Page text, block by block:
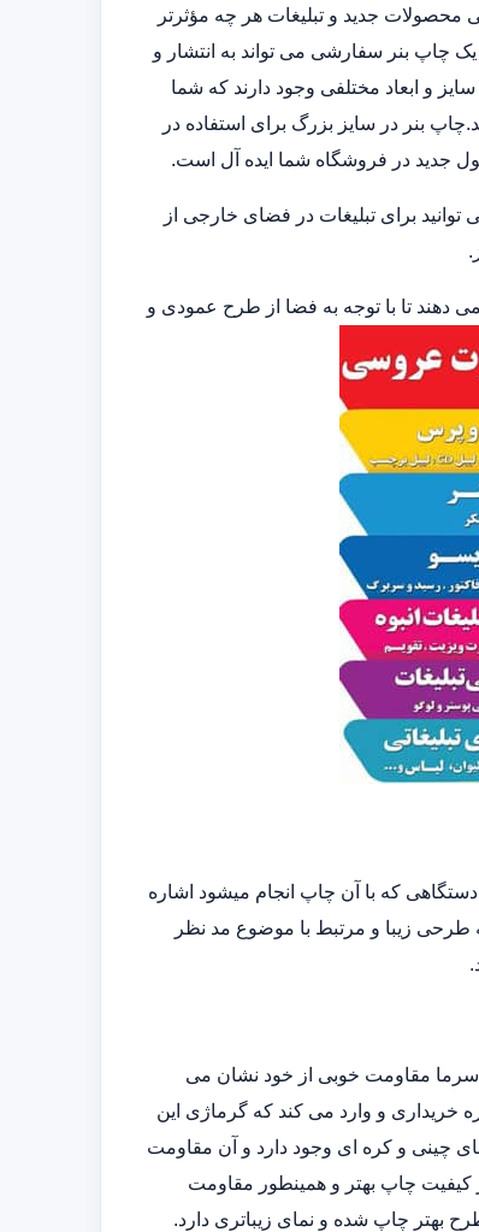
محصولات جدید و تبلیغات هر چه مؤثرتر
چاپ بنر سفارشی می تواند به انتشار و
و ابعاد مختلفی وجود دارند که شما
بنر در سایز بزرگ برای استفاده در
جدید در فروشگاه شما ایده آل است.
برای تبلیغات در فضای خارجی از
دهند تا با توجه به فضا از طرح عمودی و
که با آن چاپ انجام میشود اشاره
طرحی زیبا و مرتبط با موضوع مد نظر
و سرما مقاومت خوبی از خود نشان می
خریداری و وارد می کند که گرماژی این
بنرهای چینی و کره ای وجود دارد و آن مقاومت
کیفیت چاپ بهتر و همینطور مقاومت
بهتر چاپ شده و نمای زیباتری دارد.